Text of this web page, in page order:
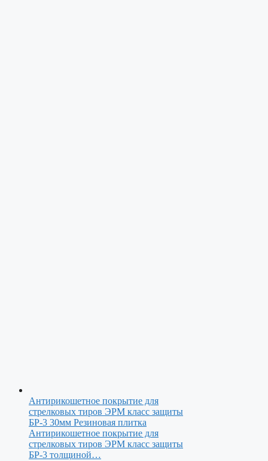
Антирикошетное покрытие для
стрелковых тиров ЭРМ класс защиты
БР-3 30мм Резиновая плитка
Антирикошетное покрытие для
стрелковых тиров ЭРМ класс защиты
БР-3 толщиной…